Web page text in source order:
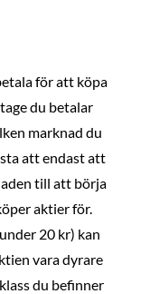
för att köpa
du betalar
marknad du
att endast att
till att börja
aktier för.
20 kr) kan
vara dyrare
du befinner